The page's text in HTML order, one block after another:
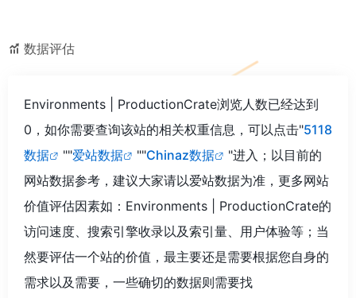
数据评估
Environments | ProductionCrate浏览人数已经达到
0，如你需要查询该站的相关权重信息，可以点击"5118
数据
""爱站数据 ""Chinaz数据
"进入；以目前的
网站数据参考，建议大家请以爱站数据为准，更多网站
价值评估因素如：Environments | ProductionCrate的
访问速度、搜索引擎收录以及索引量、用户体验等；当
然要评估一个站的价值，最主要还是需要根据您自身的
需求以及需要，一些确切的数据则需要找